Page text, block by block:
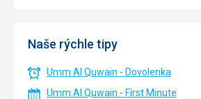
Naše rýchle tipy
Umm Al Quwain - Dovolenka
Umm Al Quwain - First Minute